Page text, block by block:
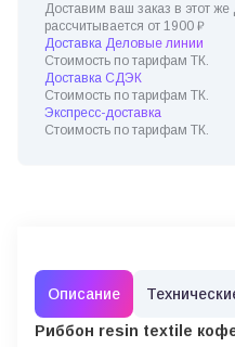
Доставим ваш заказ в этот же
рассчитывается от 1900 ₽
Доставка Деловые линии
Стоимость по тарифам ТК.
Доставка СДЭК
Стоимость по тарифам ТК.
Экспресс-доставка
Стоимость по тарифам ТК.
Описание
Риббон resin textile